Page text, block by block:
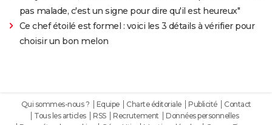
pas malade, c'est un signe pour dire qu'il est heureux"
Ce chef étoilé est formel : voici les 3 détails à vérifier pour
choisir un bon melon
Qui sommes-nous ? Equipe Charte éditoriale Publicité
Contact
Tous les articles
RSS Recrutement
Données personnelles